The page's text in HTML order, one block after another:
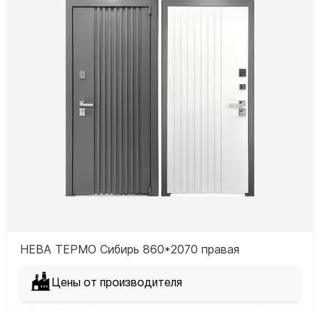
НЕВА ТЕРМО Сибирь 860*2070 правая
Цены от производителя